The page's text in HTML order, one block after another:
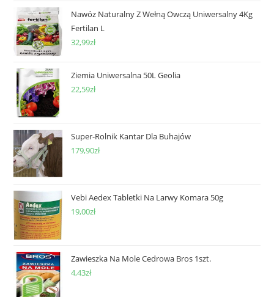
Nawóz Naturalny Z Wełną Owczą Uniwersalny 4Kg
Fertilan L
32,99zł
Ziemia Uniwersalna 50L Geolia
22,59zł
Super-Rolnik Kantar Dla Buhajów
179,90zł
Vebi Aedex Tabletki Na Larwy Komara 50g
19,00zł
Zawieszka Na Mole Cedrowa Bros 1szt.
4,43zł